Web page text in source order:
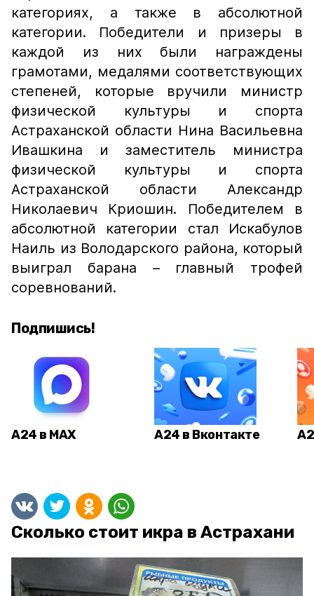
категориях, а также в абсолютной
категории. Победители и призеры в
каждой из них были награждены
грамотами, медалями соответствующих
степеней, которые вручили министр
физической культуры и спорта
Астраханской области Нина Васильевна
Ивашкина и заместитель министра
физической культуры и спорта
Астраханской области Александр
Николаевич Криошин. Победителем в
абсолютной категории стал Искабулов
Наиль из Володарского района, который
выиграл барана – главный трофей
соревнований.
Подпишись!
А24 в MAX А24 в Вконтакте
Сколько стоит икра в Астрахани